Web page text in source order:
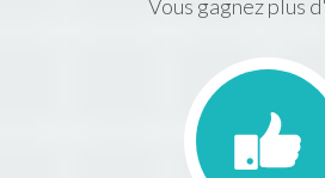
Vous gagnez plus